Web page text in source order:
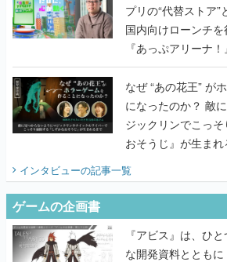
プリの“代替ストア
国内向けローンチ
『あっぷアリーナ
てみた
なぜ “あの花王” が
になったのか？ 敵に見つからないようにマ
ジックリンでこっ
おそうじ』が生まれ
インタビューの記事一覧
ゲームの企画書
『アビス』は、ひ
な開発資料ととも